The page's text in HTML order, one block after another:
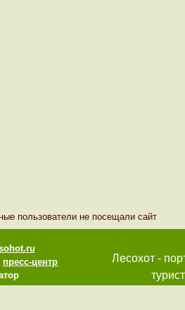
пользователи не посещали сайт
пресс-центр
Лесохот -